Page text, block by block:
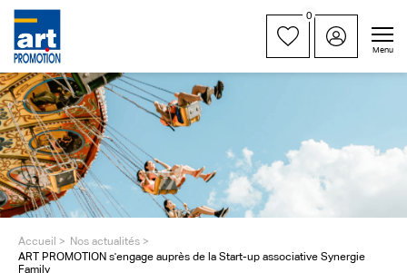
0
Menu
Accueil
Nos actualités
ART PROMOTION s'engage auprès de la Start-up associative Synergie
Family